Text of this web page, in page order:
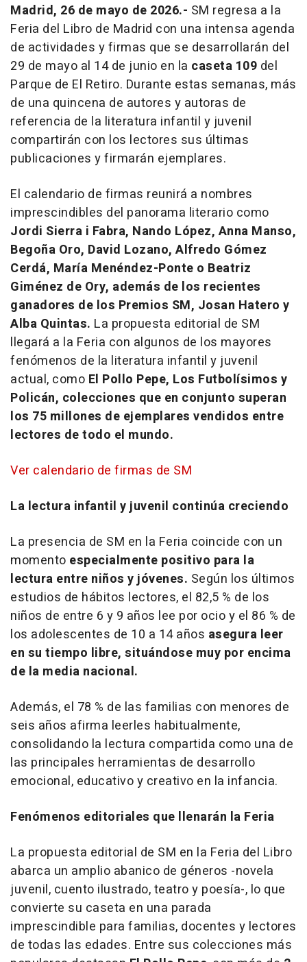
Madrid, 26 de mayo de 2026.- SM regresa a la
Feria del Libro de Madrid con una intensa agenda
de actividades y firmas que se desarrollarán del
29 de mayo al 14 de junio en la caseta 109 del
Parque de El Retiro. Durante estas semanas, más
de una quincena de autores y autoras de
referencia de la literatura infantil y juvenil
compartirán con los lectores sus últimas
publicaciones y firmarán ejemplares.
El calendario de firmas reunirá a nombres
imprescindibles del panorama literario como
Jordi Sierra i Fabra, Nando López, Anna Manso,
Begoña Oro, David Lozano, Alfredo Gómez
Cerdá, María Menéndez-Ponte o Beatriz
Giménez de Ory, además de los recientes
ganadores de los Premios SM, Josan Hatero y
Alba Quintas. La propuesta editorial de SM
llegará a la Feria con algunos de los mayores
fenómenos de la literatura infantil y juvenil
actual, como El Pollo Pepe, Los Futbolísimos y
Policán, colecciones que en conjunto superan
los 75 millones de ejemplares vendidos entre
lectores de todo el mundo.
Ver calendario de firmas de SM
La lectura infantil y juvenil continúa creciendo
La presencia de SM en la Feria coincide con un
momento especialmente positivo para la
lectura entre niños y jóvenes. Según los últimos
estudios de hábitos lectores, el 82,5 % de los
niños de entre 6 y 9 años lee por ocio y el 86 % de
los adolescentes de 10 a 14 años asegura leer
en su tiempo libre, situándose muy por encima
de la media nacional.
Además, el 78 % de las familias con menores de
seis años afirma leerles habitualmente,
consolidando la lectura compartida como una de
las principales herramientas de desarrollo
emocional, educativo y creativo en la infancia.
Fenómenos editoriales que llenarán la Feria
La propuesta editorial de SM en la Feria del Libro
abarca un amplio abanico de géneros -novela
juvenil, cuento ilustrado, teatro y poesía-, lo que
convierte su caseta en una parada
imprescindible para familias, docentes y lectores
de todas las edades. Entre sus colecciones más